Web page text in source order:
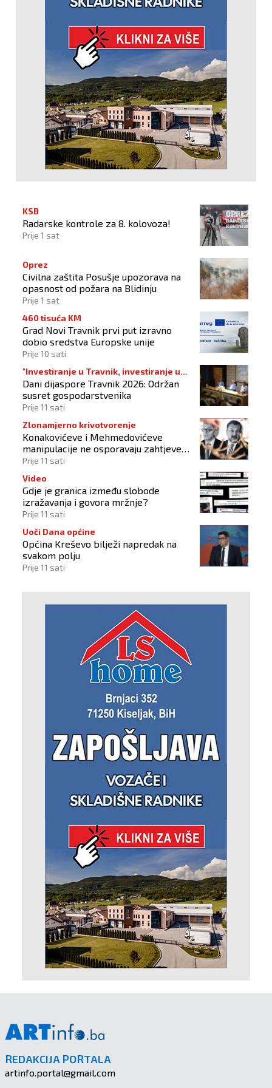
KSB
Radarske kontrole za 8. kolovoza!
Prije 1 sat
Oprez
Civilna zaštita Posušje upozorava na
opasnost od požara na Blidinju
Prije 1 sat
460 tisuća KM
Grad Novi Travnik prvi put izravno
dobio sredstva Europske unije
Prije 10 sati
"Investiranje u Travnik, investiranje u
budućnost"
Dani dijaspore Travnik 2026: Održan
susret gospodarstvenika
Prije 11 sati
Zlonamjerno krivotvorenje
Konakovićeve i Mehmedovićeve
manipulacije ne osporavaju zahtjeve
Hrvata
Prije 11 sati
Video
Gdje je granica između slobode
izražavanja i govora mržnje?
Prije 11 sati
Uoči Dana općine
Općina Kreševo bilježi napredak na
svakom polju
Prije 11 sati
REDAKCIJA PORTALA
artinfo.portal@gmail.com